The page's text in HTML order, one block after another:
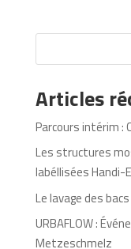
Articles
Parcours intérim :
Les structures
labéllisées Handi-
Le lavage des
URBAFLOW :
Metzeschmelz